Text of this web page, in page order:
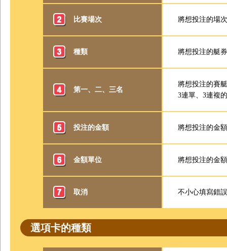
比賽場次 將想投注的場
種類 將想投注的艇
第一、二、三名
將想投注的賽
3連單、3連複
投注的金額 將想投注的金
金額單位 將想投注的金
取消 不小心填寫錯
選項卡的種類